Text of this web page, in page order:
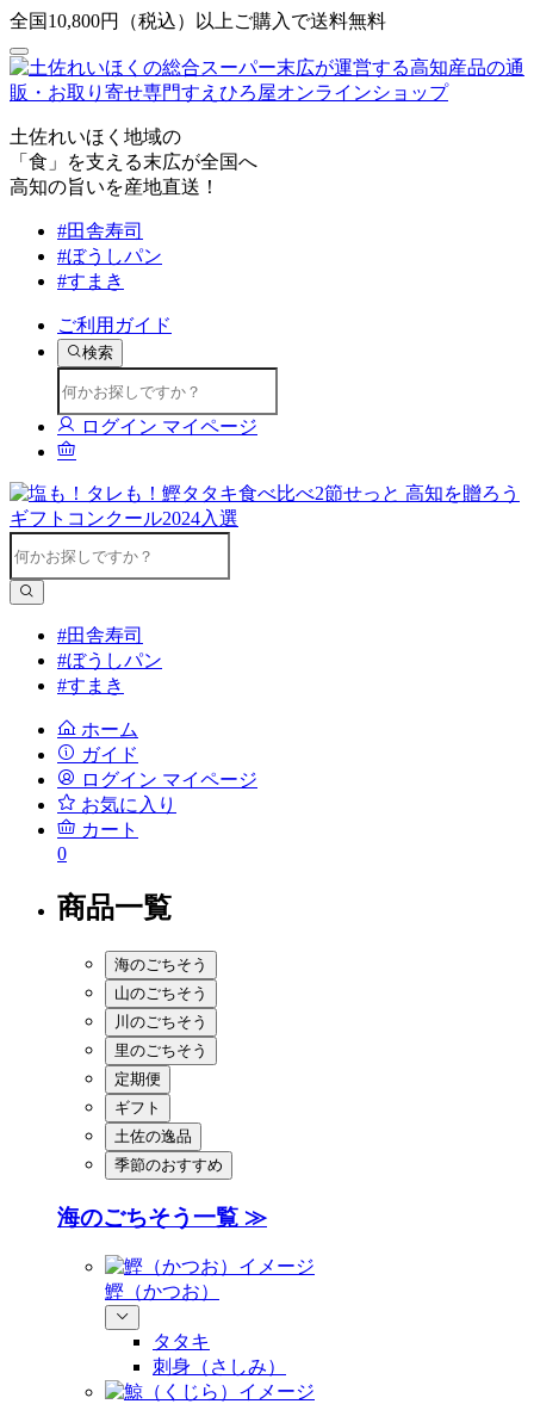
全国10,800円（税込）以上ご購入で送料無料
土佐れいほく地域の
「食」を支える末広が全国へ
高知の旨いを産地直送！
#田舎寿司
#ぼうしパン
#すまき
ご利用ガイド
検索
ログイン マイページ
#田舎寿司
#ぼうしパン
#すまき
ホーム
ガイド
ログイン マイページ
お気に入り
カート
0
商品一覧
海のごちそう
山のごちそう
川のごちそう
里のごちそう
定期便
ギフト
土佐の逸品
季節のおすすめ
海のごちそう一覧 ≫
鰹（かつお）
タタキ
刺身（さしみ）